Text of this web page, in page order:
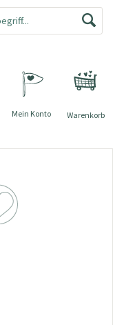
Warenkorb
Mein Konto